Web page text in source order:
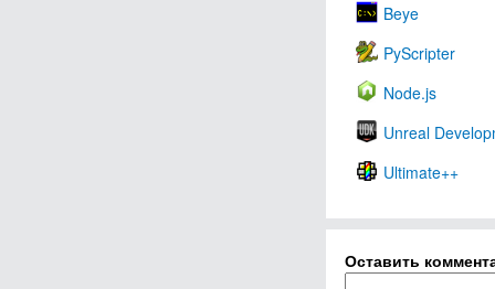
Beye
PyScripter
Node.js
Unreal
Ultimate++
Оставить